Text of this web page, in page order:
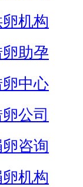
机构
助孕
中心
公司
咨询
机构